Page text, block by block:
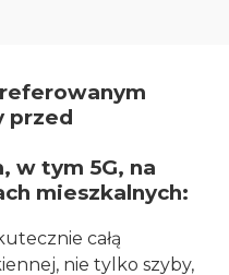
przed
w tym 5G, na
mieszkalnych:
całą
nie tylko szyby,